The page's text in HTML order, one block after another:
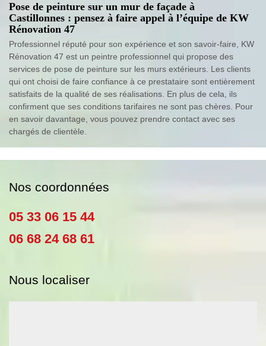
Pose de peinture sur un mur de façade à
Castillonnes : pensez à faire appel à l’équipe de KW
Rénovation 47
Professionnel réputé pour son expérience et son savoir-faire, KW
Rénovation 47 est un peintre professionnel qui propose des
services de pose de peinture sur les murs extérieurs. Les clients
qui ont choisi de faire confiance à ce prestataire sont entièrement
satisfaits de la qualité de ses réalisations. En plus de cela, ils
confirment que ses conditions tarifaires ne sont pas chères. Pour
en savoir davantage, vous pouvez prendre contact avec ses
chargés de clientèle.
Nos coordonnées
05 33 06 15 44
06 68 24 68 61
Nous localiser